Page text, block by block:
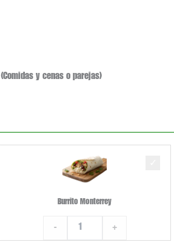
(Comidas y cenas o parejas)
Burrito Monterrey
-
Monterrey
cantidad
+